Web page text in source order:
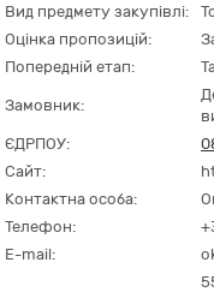
Вид предмету закупівлі:
Оцінка пропозицій:
Попередній етап:
Замовник:
ЄДРПОУ:
Сайт:
Контактна особа:
Телефон:
E-mail: